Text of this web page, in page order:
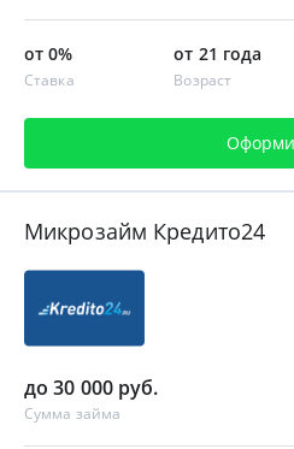
от 0%
Ставка
от 21 года
Возраст
Микрозайм Кредито24
до 30 000 руб.
Сумма займа